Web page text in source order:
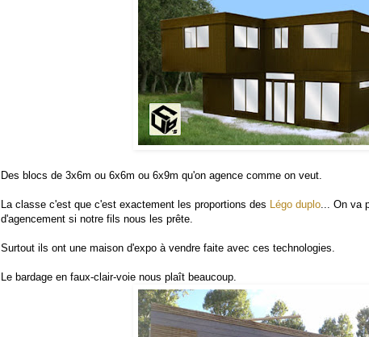
Des blocs de 3x6m ou 6x6m ou 6x9m qu'on agence comme on veut.
La classe c'est que c'est exactement les proportions des Légo duplo ... On va
d'agencement si notre fils nous les prête.
Surtout ils ont une maison d'expo à vendre faite avec ces technologies.
Le bardage en faux-clair-voie nous plaît beaucoup.